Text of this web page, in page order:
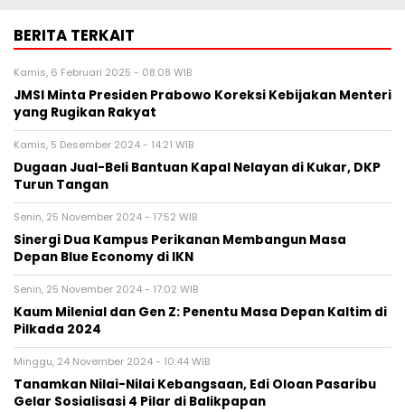
BERITA TERKAIT
Kamis, 6 Februari 2025 - 08:08 WIB
JMSI Minta Presiden Prabowo Koreksi Kebijakan Menteri
yang Rugikan Rakyat
Kamis, 5 Desember 2024 - 14:21 WIB
Dugaan Jual-Beli Bantuan Kapal Nelayan di Kukar, DKP
Turun Tangan
Senin, 25 November 2024 - 17:52 WIB
Sinergi Dua Kampus Perikanan Membangun Masa
Depan Blue Economy di IKN
Senin, 25 November 2024 - 17:02 WIB
Kaum Milenial dan Gen Z: Penentu Masa Depan Kaltim di
Pilkada 2024
Minggu, 24 November 2024 - 10:44 WIB
Tanamkan Nilai-Nilai Kebangsaan, Edi Oloan Pasaribu
Gelar Sosialisasi 4 Pilar di Balikpapan